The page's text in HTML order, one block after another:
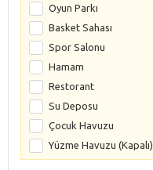
Oyun Parkı
Basket Sahası
Spor Salonu
Hamam
Restorant
Su Deposu
Çocuk Havuzu
Yüzme Havuzu (Kapalı)